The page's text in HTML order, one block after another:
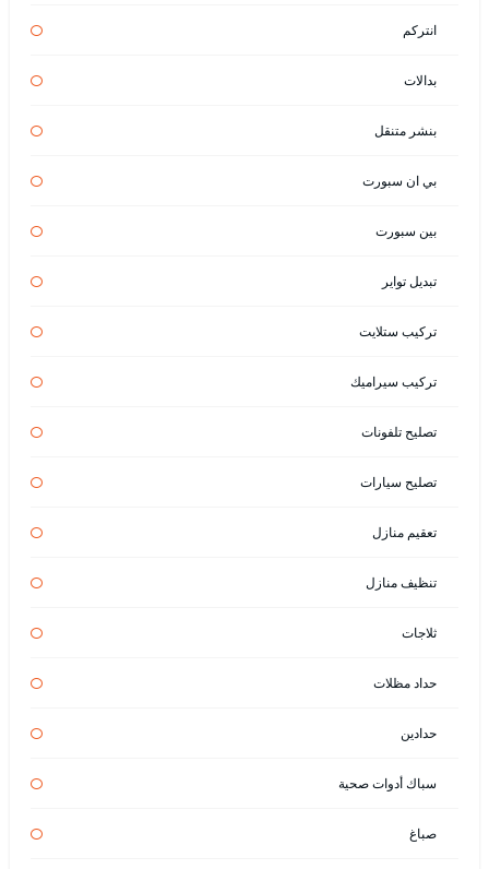
انتركم
بدالات
بنشر متنقل
بي ان سبورت
بين سبورت
تبديل تواير
تركيب ستلايت
تركيب سيراميك
تصليح تلفونات
تصليح سيارات
تعقيم منازل
تنظيف منازل
ثلاجات
حداد مظلات
حدادين
سباك أدوات صحية
صباغ